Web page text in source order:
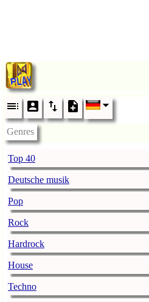
Genres
Top 40
Deutsche musik
Pop
Rock
Hardrock
House
Techno